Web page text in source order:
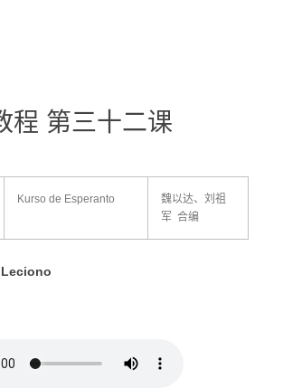
程 第三十二课
Kurso de Esperanto
魏以达、刘祖
军 合编